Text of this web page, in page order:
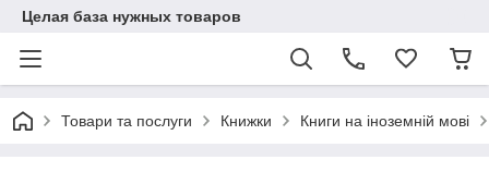
Целая база нужных товаров
Товари та послуги Книжки Книги на іноземній мові